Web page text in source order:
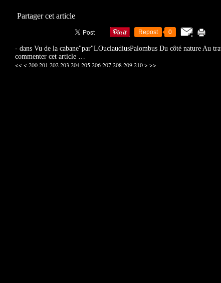
Partager cet article
Repost 0
- dans Vu de la cabane"par"LOuclaudiusPalombus Du côté nature Au
commenter cet article …
<< < 200201 202203 204205206207208209210220
230
240
250
260
270
280
290
300
400
500
600
700
800
> >>